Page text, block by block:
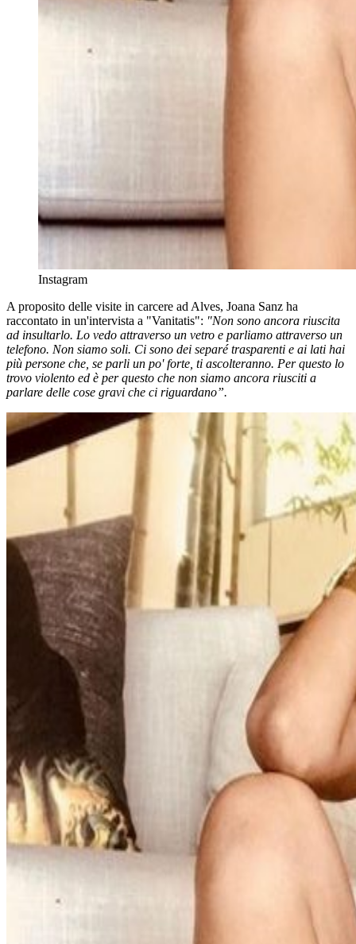
Instagram
A proposito delle visite in carcere ad Alves, Joana Sanz ha
raccontato in un'intervista a "Vanitatis": "Non sono ancora riuscita
ad insultarlo. Lo vedo attraverso un vetro e parliamo attraverso un
telefono. Non siamo soli. Ci sono dei separé trasparenti e ai lati hai
più persone che, se parli un po' forte, ti ascolteranno. Per questo lo
trovo violento ed è per questo che non siamo ancora riusciti a
parlare delle cose gravi che ci riguardano”.